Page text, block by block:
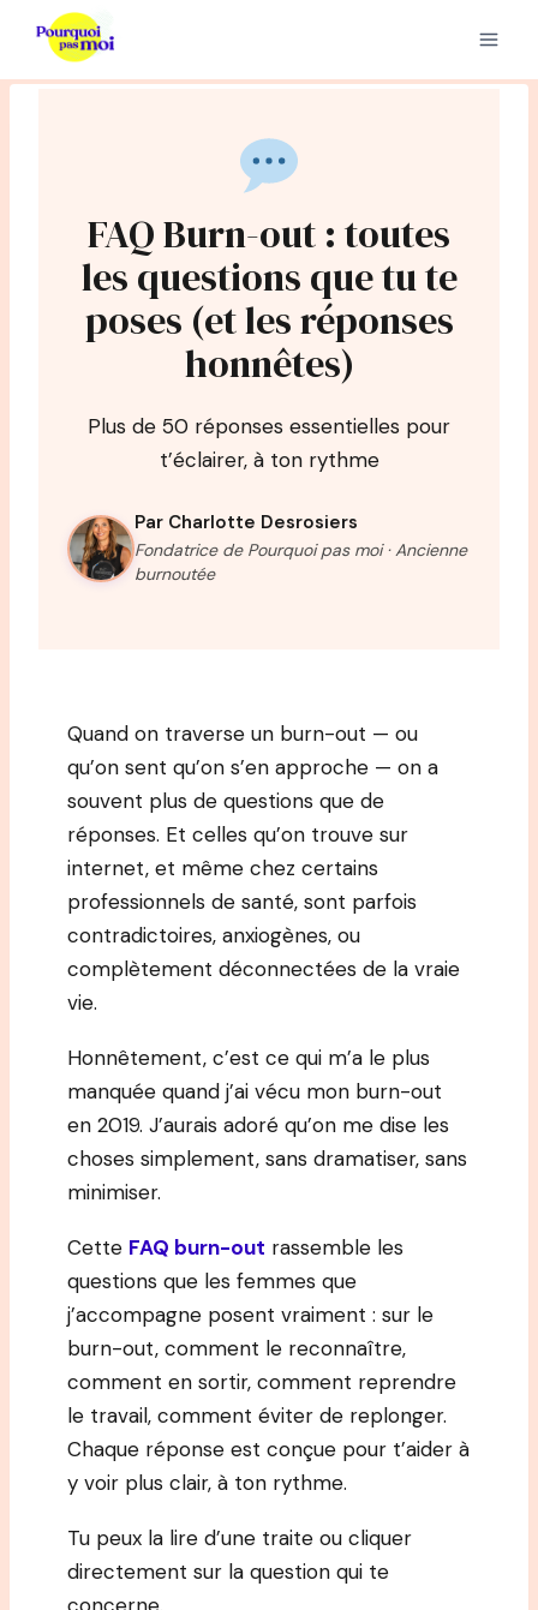
contenu
FAQ Burn-out : toutes
les questions que tu te
poses (et les réponses
honnêtes)
Plus de 50 réponses essentielles pour
t’éclairer, à ton rythme
Par Charlotte Desrosiers
Fondatrice de Pourquoi pas moi · Ancienne
burnoutée
Quand on traverse un burn-out — ou
qu’on sent qu’on s’en approche — on a
souvent plus de questions que de
réponses. Et celles qu’on trouve sur
internet, et même chez certains
professionnels de santé, sont parfois
contradictoires, anxiogènes, ou
complètement déconnectées de la vraie
vie.
Honnêtement, c’est ce qui m’a le plus
manquée quand j’ai vécu mon burn-out
en 2019. J’aurais adoré qu’on me dise les
choses simplement, sans dramatiser, sans
minimiser.
Cette FAQ burn-out rassemble les
questions que les femmes que
j’accompagne posent vraiment : sur le
burn-out, comment le reconnaître,
comment en sortir, comment reprendre
le travail, comment éviter de replonger.
Chaque réponse est conçue pour t’aider à
y voir plus clair, à ton rythme.
Tu peux la lire d’une traite ou cliquer
directement sur la question qui te